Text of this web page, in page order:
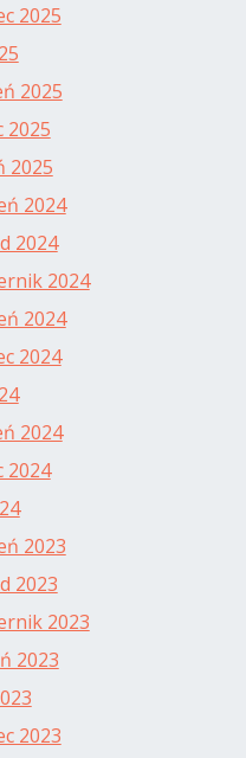
2025
2025
2025
2025
2024
2024
2024
2024
2024
2024
2024
2023
2023
2023
2023
2023